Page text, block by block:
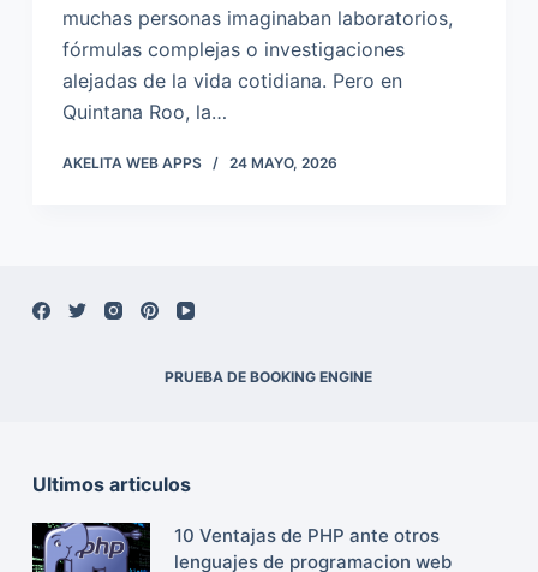
muchas personas imaginaban laboratorios,
fórmulas complejas o investigaciones
alejadas de la vida cotidiana. Pero en
Quintana Roo, la…
AKELITA WEB APPS 24 MAYO, 2026
PRUEBA DE BOOKING ENGINE
Ultimos articulos
10 Ventajas de PHP ante otros
lenguajes de programacion web